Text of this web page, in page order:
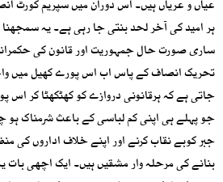
عیاں و عریاں ہیں۔ اس دوران میں سپریم کورٹ
ہر امید کی آخر لحد بنتی جا رہی ہے۔ یہ
ساری صورت حال جمہوریت اور قانون کی
تحریک انصاف کے پاس اب اس پورے کھیل میں
جاتی ہے کہ ہرقانونی دروازے کو کھٹکھٹا کر اس
جو پہلے ہی اپنی کم لباسی کے باعث شرمناک
جبر کوبے نقاب کرنے اور اپنے خلاف اداروں کی
بنانے کی مرحلہ وار مشقیں ہیں۔ ایک اچھی